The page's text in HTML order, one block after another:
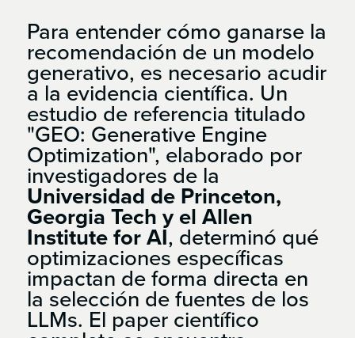
Para entender cómo ganarse la
recomendación de un modelo
generativo, es necesario acudir
a la evidencia científica. Un
estudio de referencia titulado
"GEO: Generative Engine
Optimization", elaborado por
investigadores de la
Universidad de Princeton,
Georgia Tech y el Allen
Institute for AI, determinó qué
optimizaciones específicas
impactan de forma directa en
la selección de fuentes de los
LLMs. El paper científico